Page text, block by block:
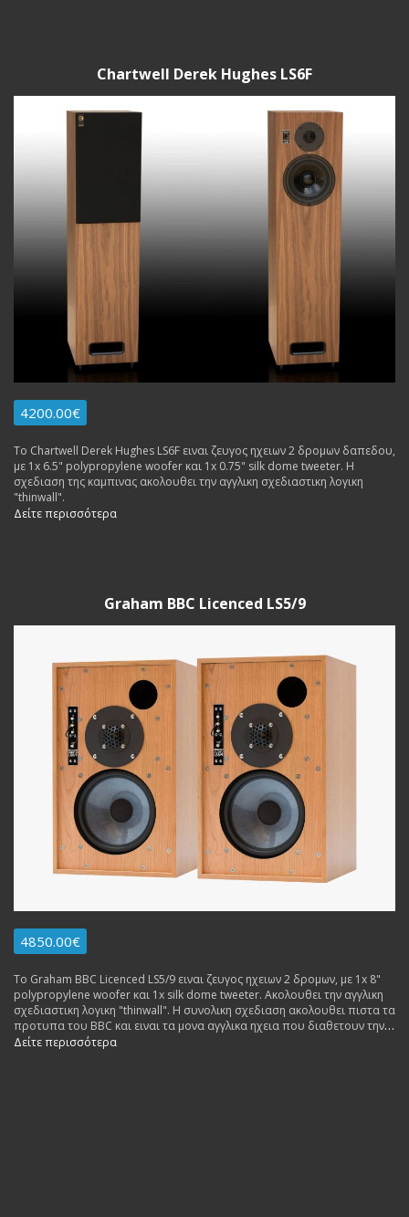
Chartwell Derek Hughes LS6F
4200.00€
Το Chartwell Derek Hughes LS6F ειναι ζευγος ηχειων 2 δρομων δαπεδου,
με 1x 6.5" polypropylene woofer και 1x 0.75" silk dome tweeter. Η
σχεδιαση της καμπινας ακολουθει την αγγλικη σχεδιαστικη λογικη
"thinwall".
Δείτε περισσότερα
Graham BBC Licenced LS5/9
4850.00€
Το Graham BBC Licenced LS5/9 ειναι ζευγος ηχειων 2 δρομων, με 1x 8"
polypropylene woofer και 1x silk dome tweeter. Ακολουθει την αγγλικη
σχεδιαστικη λογικη "thinwall". Η συνολικη σχεδιαση ακολουθει πιστα τα
προτυπα του BBC και ειναι τα μονα αγγλικα ηχεια που διαθετουν την
σχετικη πιστοποιηση απο το BBC.
Δείτε περισσότερα